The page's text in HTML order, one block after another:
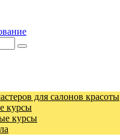
для салонов красоты
курсы
курсы